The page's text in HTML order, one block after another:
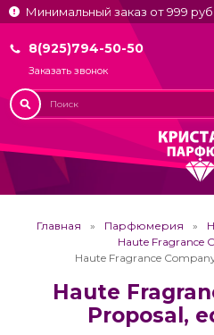
Минимальный заказ от 999 руб.
8(925)794-50-50
Заказать звонок
Главная Парфюмерия
Haute Fragrance
Haute Fragrance
Haute
Proposal,